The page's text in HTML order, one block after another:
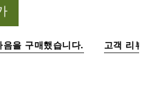
을 구매했습니다. 고객 리뷰